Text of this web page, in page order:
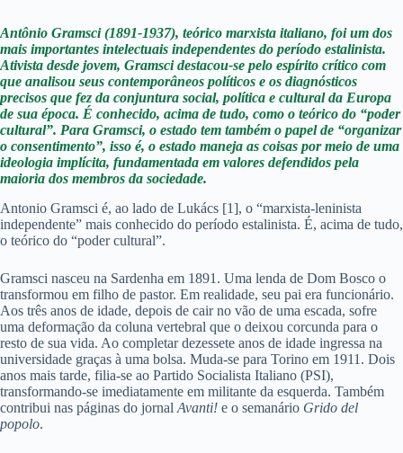
Antônio Gramsci (1891-1937), teórico marxista italiano, foi um dos
mais importantes intelectuais independentes do período estalinista.
Ativista desde jovem, Gramsci destacou-se pelo espírito crítico com
que analisou seus contemporâneos políticos e os diagnósticos
precisos que fez da conjuntura social, política e cultural da Europa
de sua época. É conhecido, acima de tudo, como o teórico do “poder
cultural”. Para Gramsci, o estado tem também o papel de “organizar
o consentimento”, isso é, o estado maneja as coisas por meio de uma
ideologia implícita, fundamentada em valores defendidos pela
maioria dos membros da sociedade.
Antonio Gramsci é, ao lado de Lukács [1], o “marxista-leninista
independente” mais conhecido do período estalinista. É, acima de tudo,
o teórico do “poder cultural”.
Gramsci nasceu na Sardenha em 1891. Uma lenda de Dom Bosco o
transformou em filho de pastor. Em realidade, seu pai era funcionário.
Aos três anos de idade, depois de cair no vão de uma escada, sofre
uma deformação da coluna vertebral que o deixou corcunda para o
resto de sua vida. Ao completar dezessete anos de idade ingressa na
universidade graças à uma bolsa. Muda-se para Torino em 1911. Dois
anos mais tarde, filia-se ao Partido Socialista Italiano (PSI),
transformando-se imediatamente em militante da esquerda. Também
contribui nas páginas do jornal Avanti! e o semanário Grido del
popolo.